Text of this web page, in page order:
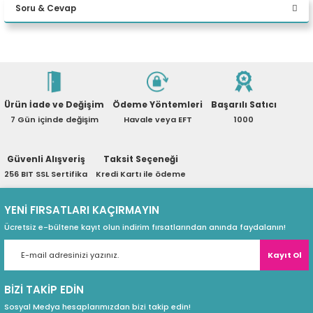
Yorum Yaz
Soru & Cevap
Soru Sor
Ürün İade ve Değişim
7 Gün içinde değişim
Ödeme Yöntemleri
Havale veya EFT
Başarılı Satıcı
1000
Güvenli Alışveriş
256 BIT SSL Sertifika
Taksit Seçeneği
Kredi Kartı ile ödeme
YENİ FIRSATLARI KAÇIRMAYIN
Ücretsiz e-bültene kayıt olun indirim fırsatlarından anında faydalanın!
Kayıt Ol
BİZİ TAKİP EDİN
Sosyal Medya hesaplarımızdan bizi takip edin!